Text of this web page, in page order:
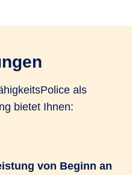
als
bietet Ihnen:
von Beginn an